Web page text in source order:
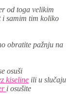
od toga velikim
i samim tim koliko
obratite pažnju na
osuši
kiseline ili u slučaju
i osušite